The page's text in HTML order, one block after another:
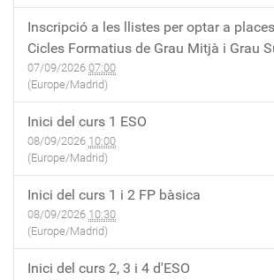
Inscripció a les llistes per optar a
Cicles Formatius de Grau Mitjà i Grau
07/09/2026 07:00
(Europe/Madrid)
Inici del curs 1 ESO
08/09/2026 10:00
(Europe/Madrid)
Inici del curs 1 i 2 FP bàsica
08/09/2026 10:30
(Europe/Madrid)
Inici del curs 2, 3 i 4 d'ESO